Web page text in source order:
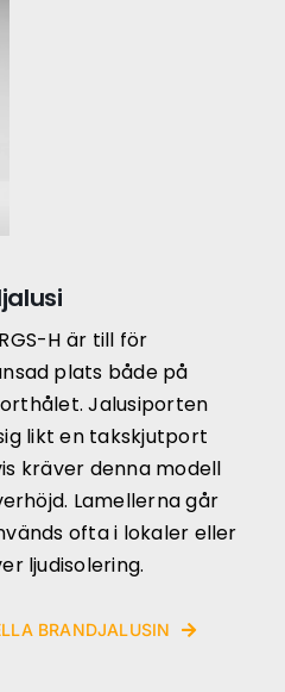
H är till för
plats både på
Jalusiporten
likt en takskjutport
kräver denna modell
Lamellerna går
ofta i lokaler eller
ljudisolering.
BRANDJALUSIN